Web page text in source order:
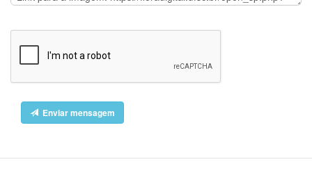
Enviar mensagem